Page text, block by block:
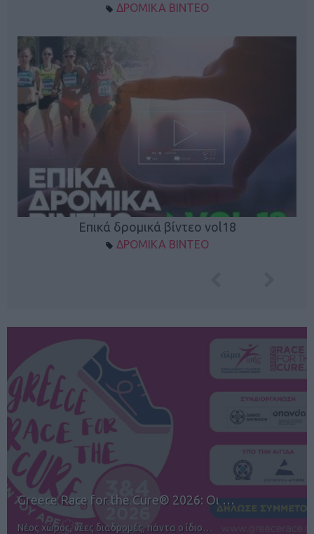
ΔΡΟΜΙΚΑ ΒΙΝΤΕΟ
Επικά δρομικά βίντεο vol18
ΔΡΟΜΙΚΑ ΒΙΝΤΕΟ
12ος TUI Rhodes Marathon: Άνοιγμα ε…
Αγώνες για όλους στην Ρόδο